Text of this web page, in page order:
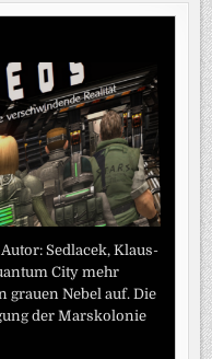
Sedlacek, Klaus-
City mehr
grauen Nebel auf. Die
der Marskolonie